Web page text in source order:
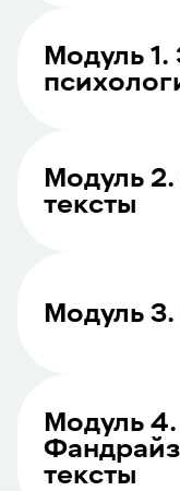
Модуль 1.
Модуль
тексты
Модуль
Модуль 4.
тексты